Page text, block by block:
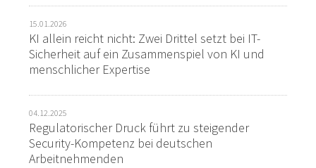
15.01.2026
KI allein reicht nicht: Zwei Drittel setzt bei IT-
Sicherheit auf ein Zusammenspiel von KI und
menschlicher Expertise
04.12.2025
Regulatorischer Druck führt zu steigender
Security-Kompetenz bei deutschen
Arbeitnehmenden